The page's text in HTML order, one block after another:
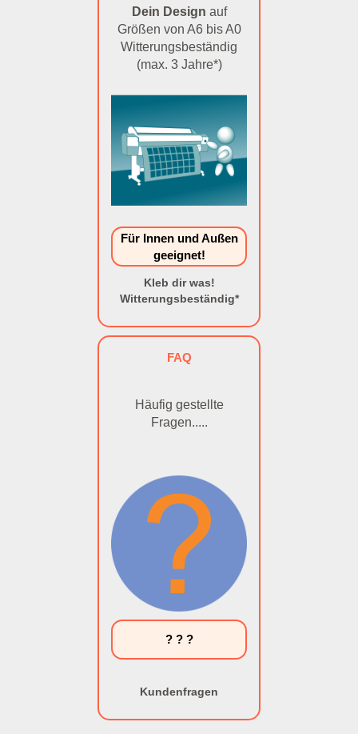
Dein Design auf
Größen von A6 bis A0
Witterungsbeständig
(max. 3 Jahre*)
Für Innen und Außen
geeignet!
Kleb dir was!
Witterungsbeständig*
FAQ
Häufig gestellte
Fragen.....
? ? ?
Kundenfragen